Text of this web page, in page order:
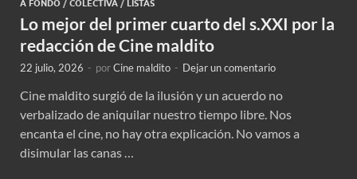
A FONDO / COLECTIVA / LISTAS
Lo mejor del primer cuarto del s.XXI por la
redacción de Cine maldito
22 julio, 2026 - porCine maldito - Dejar un comentario
Cine maldito surgió de la ilusión y un acuerdo no
verbalizado de aniquilar nuestro tiempo libre. Nos
encanta el cine, no hay otra explicación. No vamos a
disimular las canas …